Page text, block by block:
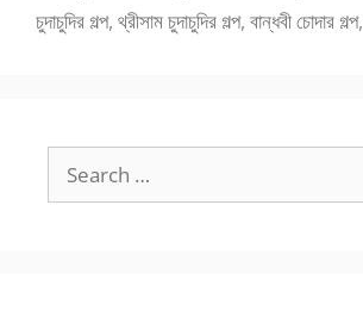
চুদাচুদির গল্প, থ্রীসাম চুদাচুদির গল্প, বান্ধবী চোদার গল্প,
for: